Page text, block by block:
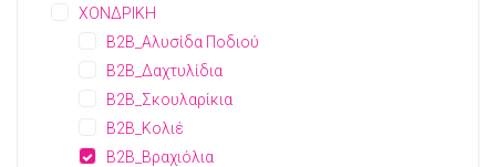
ΧΟΝΔΡΙΚΗ
B2B_Αλυσίδα Ποδιού
B2B_Δαχτυλίδια
B2B_Σκουλαρίκια
B2B_Κολιέ
B2B_Βραχιόλια